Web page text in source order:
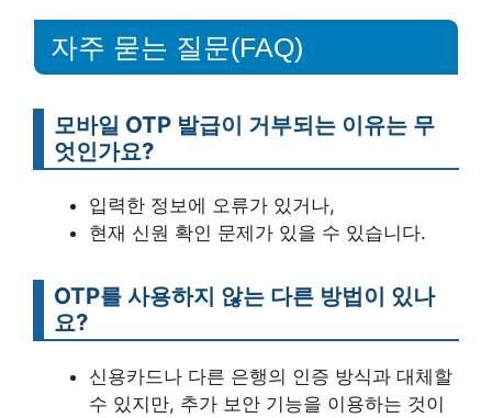
자주 묻는 질문(FAQ)
모바일 OTP 발급이 거부되는 이유는 무
엇인가요?
입력한 정보에 오류가 있거나,
현재 신원 확인 문제가 있을 수 있습니다.
OTP를 사용하지 않는 다른 방법이 있나
요?
신용카드나 다른 은행의 인증 방식과 대체할
수 있지만, 추가 보안 기능을 이용하는 것이